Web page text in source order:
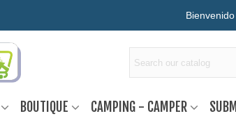
Bienvenido
BOUTIQUE CAMPING - CAMPER